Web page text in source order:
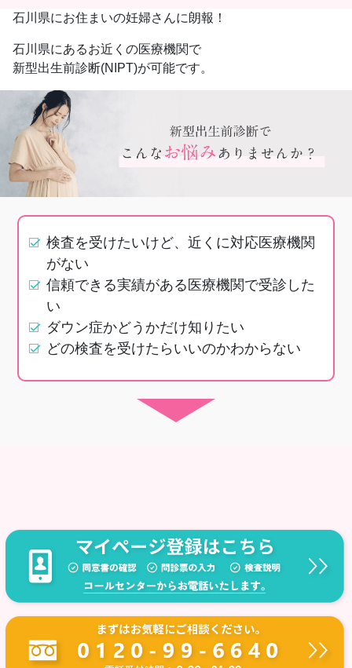
石川県にお住まいの妊婦さんに朗報！
石川県にあるお近くの医療機関で
新型出生前診断(NIPT)が可能です。
検査を受けたいけど、近くに対応医療機関
がない
信頼できる実績がある医療機関で受診した
い
ダウン症かどうかだけ知りたい
どの検査を受けたらいいのかわからない